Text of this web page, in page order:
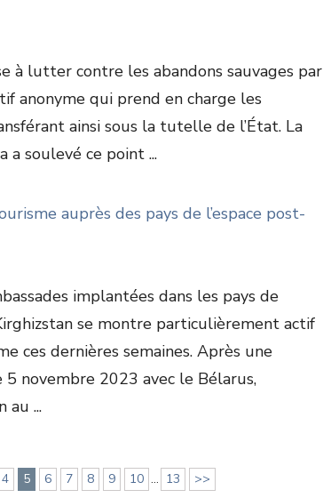
à lutter contre les abandons sauvages par
anonyme qui prend en charge les
ainsi sous la tutelle de l’État. La
a soulevé ce point ...
auprès des pays de l’espace post-
implantées dans les pays de
se montre particulièrement actif
ces dernières semaines. Après une
5 novembre 2023 avec le Bélarus,
au ...
4 5 6 7 8 9 10 ... 13 >>